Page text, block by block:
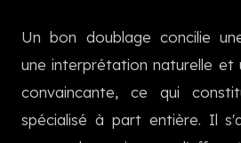
Un bon doublage concilie
une interprétation naturelle et
convaincante, ce qui
spécialisé à part entière. Il